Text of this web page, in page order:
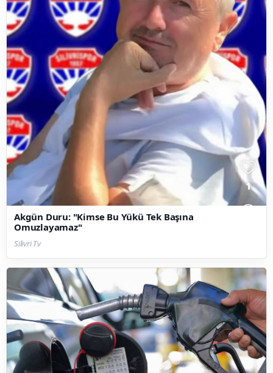
Akgün Duru: "Kimse Bu Yükü Tek Başına
Omuzlayamaz"
Silivri Tv